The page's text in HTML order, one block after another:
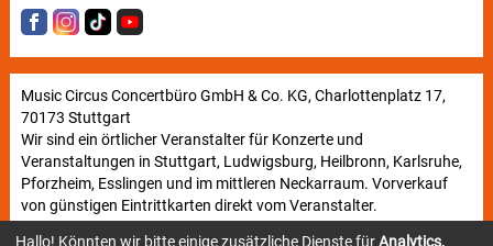
Music Circus Concertbüro GmbH & Co. KG, Charlottenplatz 17,
70173 Stuttgart
Wir sind ein örtlicher Veranstalter für Konzerte und
Veranstaltungen in Stuttgart, Ludwigsburg, Heilbronn, Karlsruhe,
Pforzheim, Esslingen und im mittleren Neckarraum. Vorverkauf
von günstigen Eintrittkarten direkt vom Veranstalter.
Hallo! Könnten wir bitte einige zusätzliche Dienste fürAnalytics,